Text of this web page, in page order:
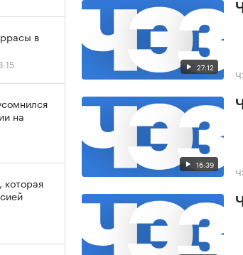
27:12
16:39
в
на
которая